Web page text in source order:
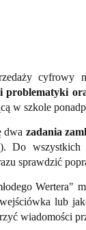
cyfrowy
problematyki
w szkole
dwa zadania
Do
sprawdzić
Wertera"
lub
wiadomości